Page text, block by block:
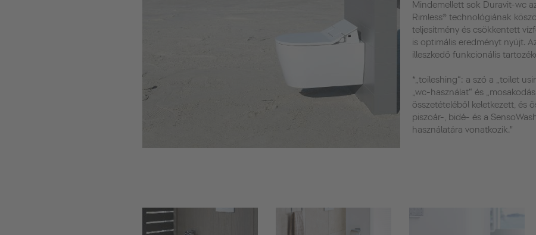
Mindemellett sok Duravit-wc
Rimless® technológiának
teljesítmény és csökkentett
is optimális eredményt nyújt.
illeszkedő funkcionális
*„toileshing“: a szó a „toilet
„wc-használat“ és
összetételéből keletkezett, és
piszoár-, bidé- és a
használatára vonatkozik."